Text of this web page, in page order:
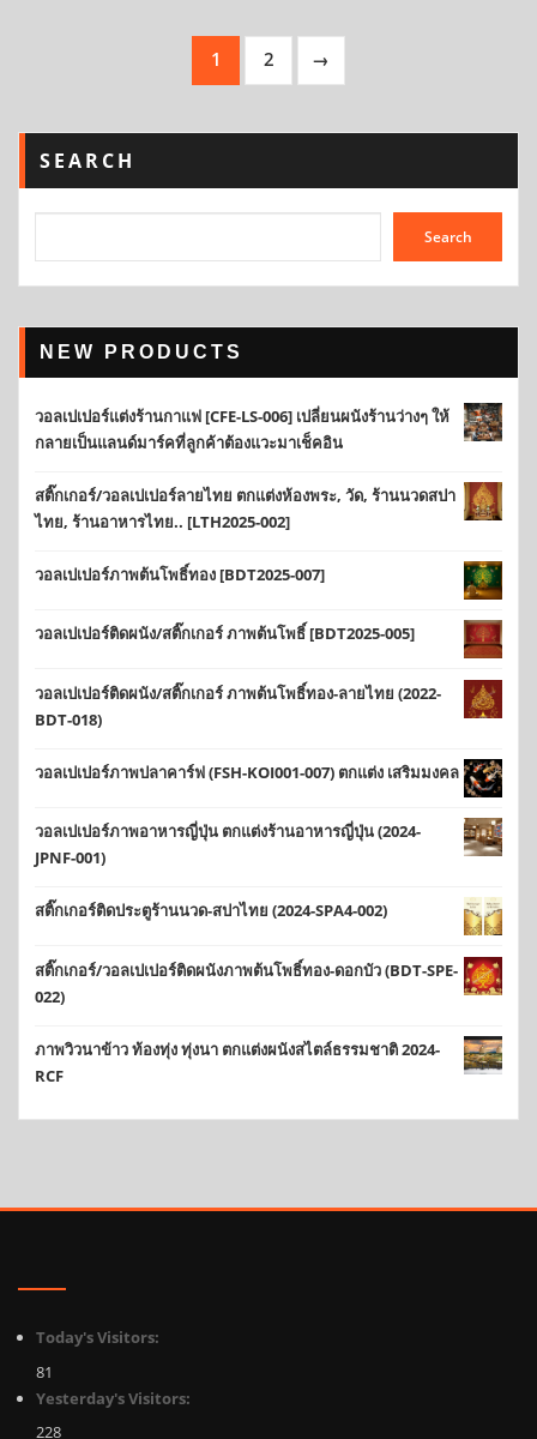
1 2 →
SEARCH
Search
NEW PRODUCTS
วอลเปเปอร์แต่งร้านกาแฟ [CFE-LS-006] เปลี่ยนผนังร้านว่างๆ ให้
กลายเป็นแลนด์มาร์คที่ลูกค้าต้องแวะมาเช็คอิน
สติ๊กเกอร์/วอลเปเปอร์ลายไทย ตกแต่งห้องพระ, วัด, ร้านนวดสปา
ไทย, ร้านอาหารไทย.. [LTH2025-002]
วอลเปเปอร์ภาพต้นโพธิ์ทอง [BDT2025-007]
วอลเปเปอร์ติดผนัง/สติ๊กเกอร์ ภาพต้นโพธิ์ [BDT2025-005]
วอลเปเปอร์ติดผนัง/สติ๊กเกอร์ ภาพต้นโพธิ์ทอง-ลายไทย (2022-
BDT-018)
วอลเปเปอร์ภาพปลาคาร์ฟ (FSH-KOI001-007) ตกแต่ง เสริมมงคล
วอลเปเปอร์ภาพอาหารญี่ปุ่น ตกแต่งร้านอาหารญี่ปุ่น (2024-
JPNF-001)
สติ๊กเกอร์ติดประตูร้านนวด-สปาไทย (2024-SPA4-002)
สติ๊กเกอร์/วอลเปเปอร์ติดผนังภาพต้นโพธิ์ทอง-ดอกบัว (BDT-SPE-
022)
ภาพวิวนาข้าว ท้องทุ่ง ทุ่งนา ตกแต่งผนังสไตล์ธรรมชาติ 2024-
RCF
Today's Visitors:
81
Yesterday's Visitors:
228